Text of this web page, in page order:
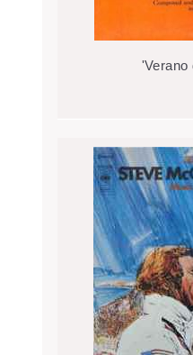
'Verano